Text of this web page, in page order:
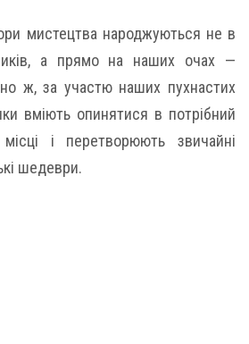
мистецтва народжуються не в
а прямо на наших очах —
ж, за участю наших пухнастих
вміють опинятися в потрібний
і перетворюють звичайні
шедеври.